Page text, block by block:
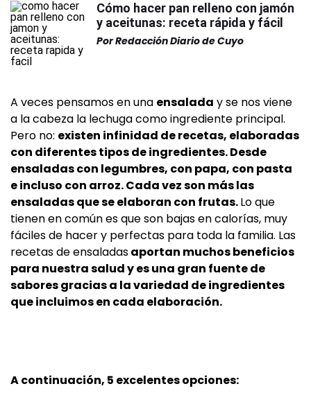
Cómo hacer pan relleno con jamón
y aceitunas: receta rápida y fácil
PorRedacción Diario de Cuyo
A veces pensamos en una ensalada y se nos viene
a la cabeza la lechuga como ingrediente principal.
Pero no: existen infinidad de recetas, elaboradas
con diferentes tipos de ingredientes. Desde
ensaladas con legumbres, con papa, con pasta
e incluso con arroz. Cada vez son más las
ensaladas que se elaboran con frutas.Lo que
tienen en común es que son bajas en calorías, muy
fáciles de hacer y perfectas para toda la familia. Las
recetas de ensaladasaportan muchos beneficios
para nuestra salud y es una gran fuente de
sabores gracias a la variedad de ingredientes
que incluimos en cada elaboración.
A continuación, 5 excelentes opciones: